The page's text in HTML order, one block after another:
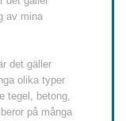
av mina
det gäller
olika typer
tegel, betong,
på många